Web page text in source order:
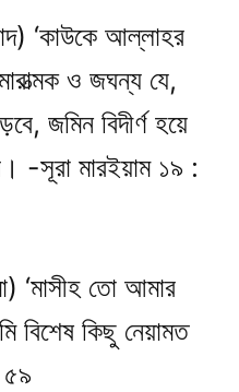
‘কাউকে আল্লাহর
ও জঘন্য যে,
জমিন বিদীর্ণ হয়ে
-সূরা মারইয়াম ১৯ :
‘মাসীহ তো আমার
বিশেষ কিছু নেয়ামত
৫৯